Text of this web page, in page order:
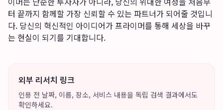
터 끝까지 함께할 가장 신뢰할 수 있는 파트너가 되어줄 것입니
다. 당신의 혁신적인 아이디어가 프라이머를 통해 세상을 바꾸
는 현실이 되기를 기대합니다.
외부 리서치 링크
인용 전 날짜, 이름, 장소, 서비스 내용을 독립 검색 결과에서도
확인하세요.